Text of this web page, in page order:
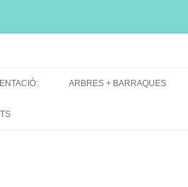
ARBRES + BARRAQUES